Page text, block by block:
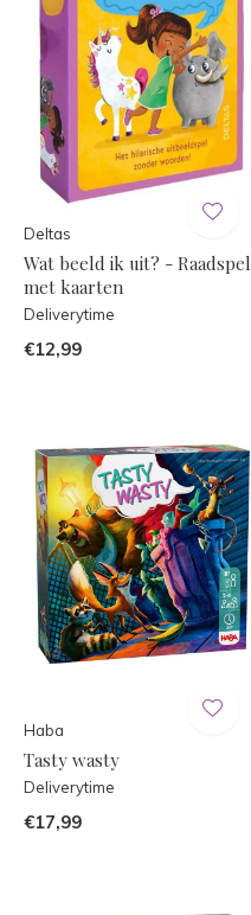
Deltas
Wat beeld ik uit? - Raadspel
met kaarten
Deliverytime
€12,99
Haba
Tasty wasty
Deliverytime
€17,99